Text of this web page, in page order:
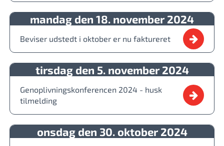
mandag den 18. november 2024
Beviser udstedt i oktober er nu faktureret
tirsdag den 5. november 2024
Genoplivningskonferencen 2024 - husk
tilmelding
onsdag den 30. oktober 2024